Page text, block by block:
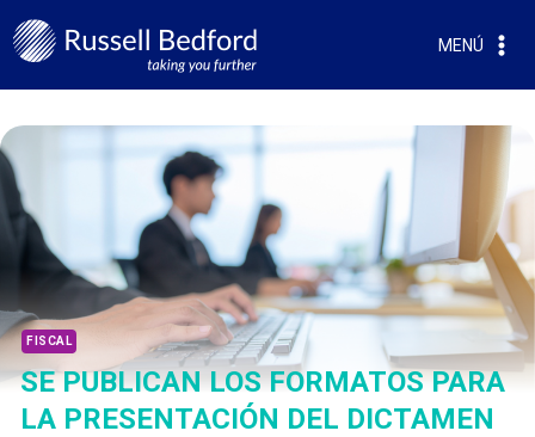
MENÚ
FISCAL
SE PUBLICAN LOS FORMATOS PARA
LA PRESENTACIÓN DEL DICTAMEN